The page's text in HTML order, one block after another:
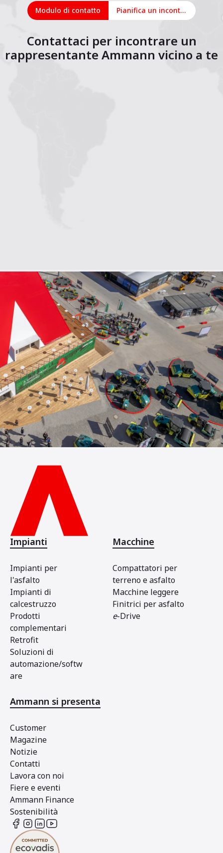
Modulo di contatto Pianifica un incontro online
Contattaci per incontrare un
rappresentante Ammann vicino a te
Impianti
Impianti per
l'asfalto
Impianti di
calcestruzzo
Prodotti
complementari
Retrofit
Soluzioni di
automazione/softw
are
Macchine
Compattatori per
terreno e asfalto
Macchine leggere
Finitrici per asfalto
e-Drive
Ammann si presenta
Customer
Magazine
Notizie
Contatti
Lavora con noi
Fiere e eventi
Ammann Finance
Sostenibilità